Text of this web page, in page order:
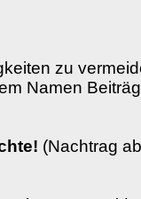
zu
Namen
(Nachtrag